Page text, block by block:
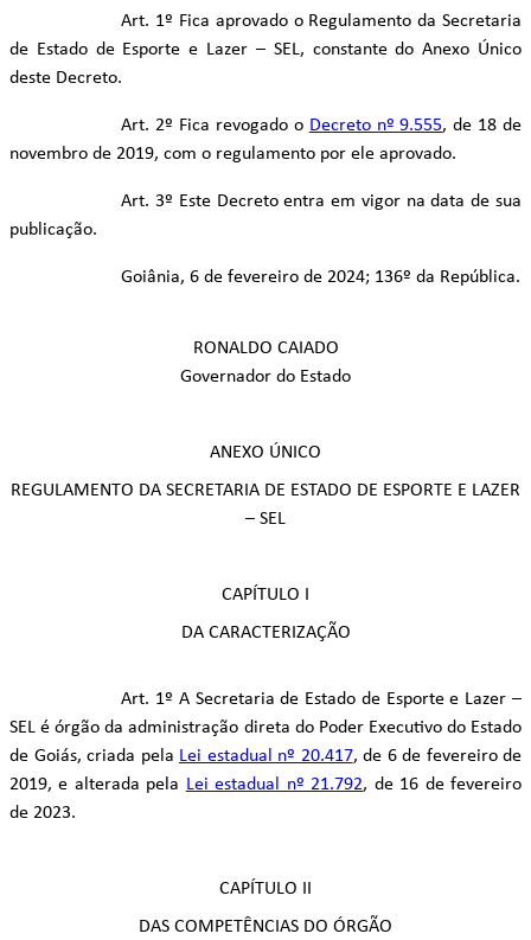
Art. 1º Fica aprovado o Regulamento da Secretaria
de Estado de Esporte e Lazer – SEL, constante do Anexo Único
deste Decreto.
Art. 2º Fica revogado o Decreto nº 9.555, de 18 de
novembro de 2019, com o regulamento por ele aprovado.
Art. 3º Este Decreto entra em vigor na data de sua
publicação.
Goiânia, 6 de fevereiro de 2024; 136º da República.
RONALDO CAIADO
Governador do Estado
ANEXO ÚNICO
REGULAMENTO DA SECRETARIA DE ESTADO DE ESPORTE E LAZER
– SEL
CAPÍTULO I
DA CARACTERIZAÇÃO
Art. 1º A Secretaria de Estado de Esporte e Lazer –
SEL é órgão da administração direta do Poder Executivo do Estado
de Goiás, criada pela Lei estadual nº 20.417, de 6 de fevereiro de
2019, e alterada pela Lei estadual nº 21.792, de 16 de fevereiro
de 2023.
CAPÍTULO II
DAS COMPETÊNCIAS DO ÓRGÃO